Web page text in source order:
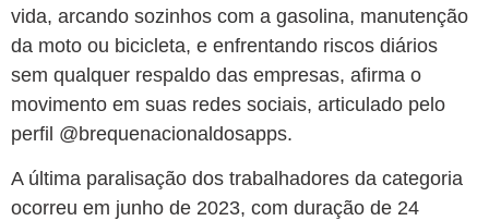
vida, arcando sozinhos com a gasolina, manutenção
da moto ou bicicleta, e enfrentando riscos diários
sem qualquer respaldo das empresas, afirma o
movimento em suas redes sociais, articulado pelo
perfil @brequenacionaldosapps.
A última paralisação dos trabalhadores da categoria
ocorreu em junho de 2023, com duração de 24